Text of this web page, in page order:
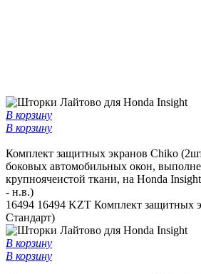
В корзину
В корзину
Комплект защитных экранов Chiko
боковых автомобильных окон,
крупноячеистой ткани, на Honda
- н.в.)
16494 16494 KZT Комплект защитных
Стандарт)
В корзину
В корзину